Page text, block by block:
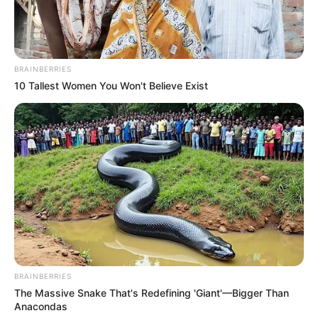
Ce protégé de Daniela Mele coche toutes les cases :
performant sur les pistes lourdes, expérimenté sur
le steeple de Pau, et équipé pour la première fois
d’œillères australiennes. Sa régularité et la forme de
son entraînement en font un sérieux prétendant à la
victoire.
HUPECA DE THAIX (12)
Doté d’une pointe de vitesse impressionnante et
habitué des performances solides à Pau, ce sujet ne
déçoit presque jamais. Sa récente deuxième place
témoigne de son excellente forme et de sa
compétitivité. Avec un parcours fluide, il pourrait
viser le sommet.
BRAINBERRIES
10 Tallest Women You Won't Believe Exist
BRAINBERRIES
The Massive Snake That's Redefining 'Giant'—Bigger Than
Anacondas